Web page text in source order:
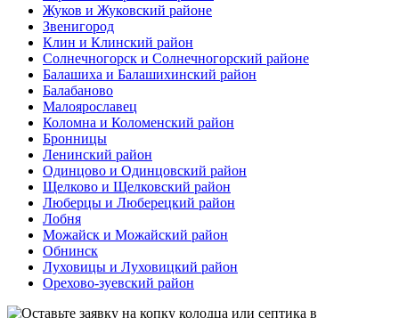
Жуков и Жуковский районе
Звенигород
Клин и Клинский район
Солнечногорск и Солнечногорский районе
Балашиха и Балашихинский район
Балабаново
Малоярославец
Коломна и Коломенский район
Бронницы
Ленинский район
Одинцово и Одинцовский район
Щелково и Щелковский район
Люберцы и Люберецкий район
Лобня
Можайск и Можайский район
Обнинск
Луховицы и Луховицкий район
Орехово-зуевский район